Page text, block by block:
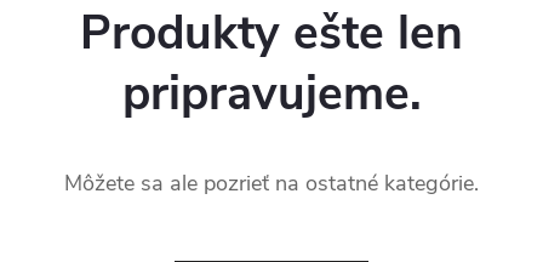
Produkty ešte len
pripravujeme.
Môžete sa ale pozrieť na ostatné kategórie.